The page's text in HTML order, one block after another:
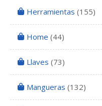
Herramientas (155)
Home (44)
Llaves (73)
Mangueras (132)